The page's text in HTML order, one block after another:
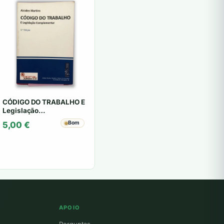
CÓDIGO DO TRABALHO E
Legislação
Complementar - Alcides
Martins
5,00 € Bom
APOIO